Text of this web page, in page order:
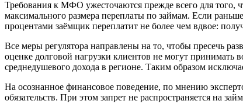
Требования к МФО ужесточаются прежде всего для того,
максимального размера переплаты по займам. Если
процентами заёмщик переплатит не более чем вдвое:
Все меры регулятора направлены на то, чтобы пресечь
оценке долговой нагрузки клиентов не могут
среднедушевого дохода в регионе. Таким образом
На осознанное финансовое поведение, по мнению
обязательств. При этом запрет не распространяется на